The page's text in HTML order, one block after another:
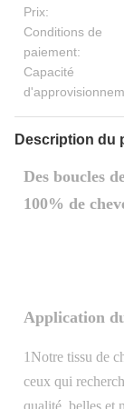
Prix:
Conditions de
paiement:
Capacité
Description du
Des boucles
100% de
Application
1Notre tissu de
ceux qui
qualité, belles et